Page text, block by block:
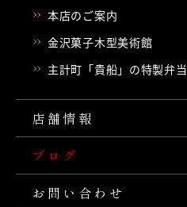
本店のご案内
金沢菓子木型美術館
主計町「貴船」の特製弁当
店舗情報
ブログ
お問い合わせ